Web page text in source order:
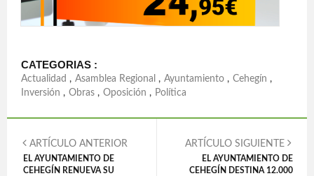
CATEGORIAS :
Actualidad , Asamblea Regional , Ayuntamiento , Cehegín ,
Inversión , Obras , Oposición , Política
ARTÍCULO ANTERIOR
EL AYUNTAMIENTO DE
CEHEGÍN RENUEVA SU
ARTÍCULO SIGUIENTE
EL AYUNTAMIENTO DE
CEHEGÍN DESTINA 12.000